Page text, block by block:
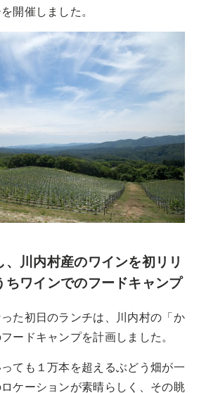
開催しました。
川内村産のワインを初リリ
ちワインでのフードキャンプ
た初日のランチは、川内村の「か
ードキャンプを計画しました。
ても１万本を超えるぶどう畑が一
ケーションが素晴らしく、その眺